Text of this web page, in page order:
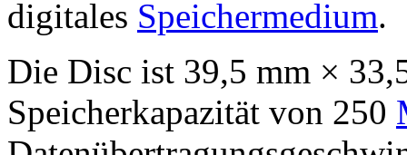
digitales Speichermedium.
Die Disc ist 39,5 mm ×
Speicherkapazität von 250